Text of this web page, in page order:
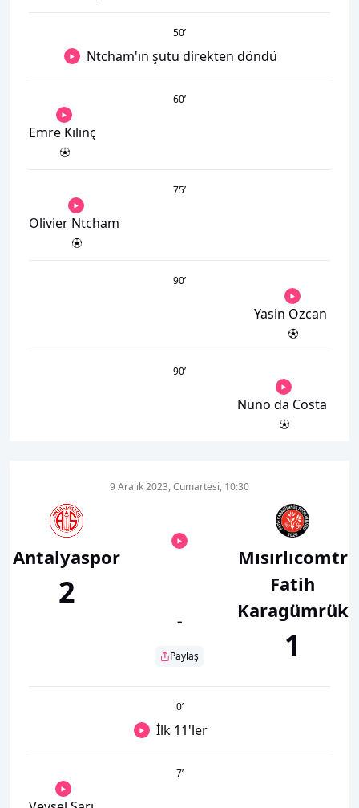
50’
Ntcham'ın şutu direkten döndü
60’
Emre Kılınç
75’
Olivier Ntcham
90’
Yasin Özcan
90’
Nuno da Costa
Antalyaspor
2
9 Aralık 2023, Cumartesi, 10:30
-
Paylaş
Mısırlıcomtr
Fatih
Karagümrük
1
0’
İlk 11'ler
7’